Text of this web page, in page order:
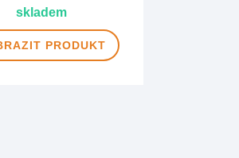
skladem
PRODUKT